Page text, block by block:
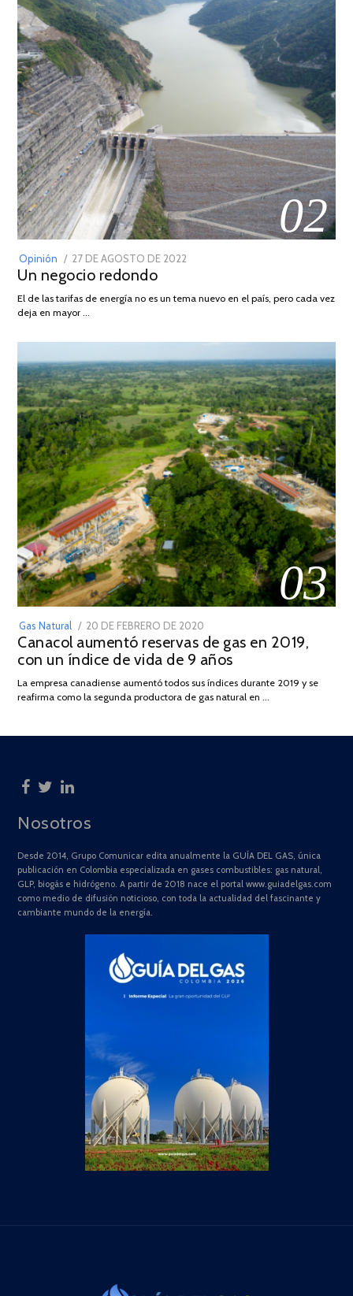
02
Opinión
POSTED
ON
27 DE AGOSTO DE 2022
DE
Un negocio redondo
El de las tarifas de energía no es un tema nuevo en el país, pero cada vez
deja en mayor …
03
Gas Natural
POSTED
ON
20 DE FEBRERO DE 2020
DE
JULIO
2025
Canacol aumentó reservas de gas en 2019,
con un índice de vida de 9 años
La empresa canadiense aumentó todos sus índices durante 2019 y se
reafirma como la segunda productora de gas natural en …
Nosotros
Desde 2014, Grupo Comunicar edita anualmente la GUÍA DEL GAS, única
publicación en Colombia especializada en gases combustibles: gas natural,
GLP, biogás e hidrógeno. A partir de 2018 nace el portal www.guiadelgas.com
como medio de difusión noticioso, con toda la actualidad del fascinante y
cambiante mundo de la energía.